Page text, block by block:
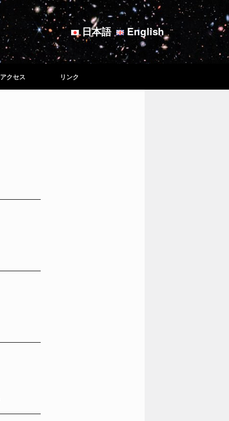
日本語 English
アクセス リンク